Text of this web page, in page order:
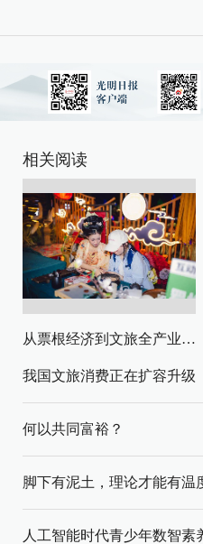
相关阅读
从票根经济到文旅全产业链升级
我国文旅消费正在扩容升级
何以共同富裕？
脚下有泥土，理论才能有温
人工智能时代青少年数智素